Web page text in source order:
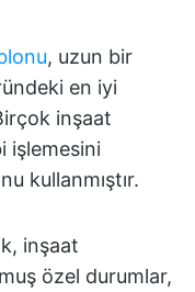
, uzun bir
en iyi
inşaat
işlemesini
kullanmıştır.
inşaat
özel durumlar,